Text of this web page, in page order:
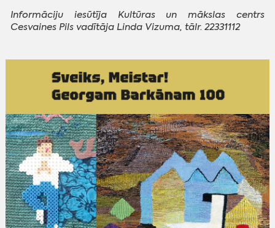
Informāciju iesūtīja Kultūras un mākslas centrs
Cesvaines Pils vadītāja Linda Vizuma, tālr. 22331112